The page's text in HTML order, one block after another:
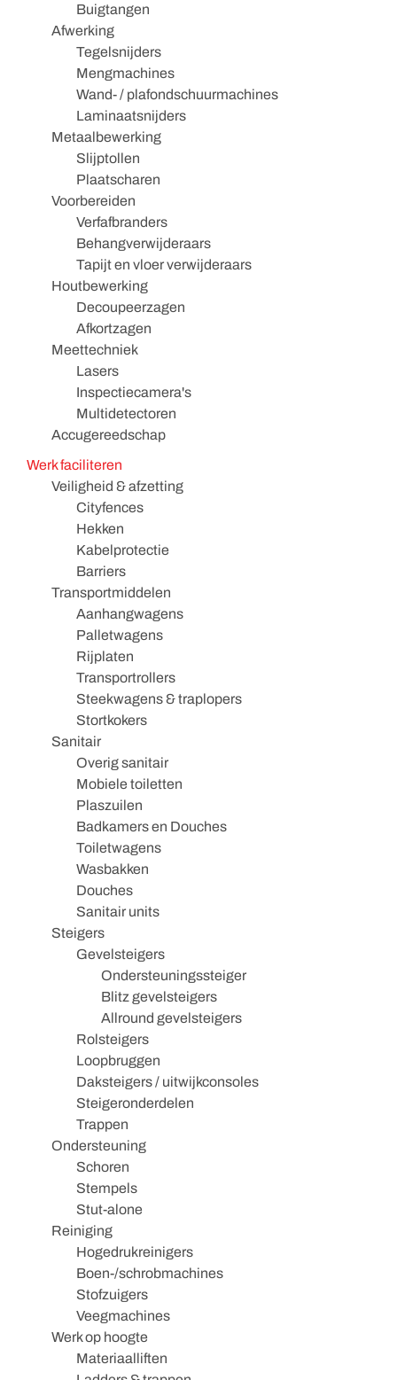
Buigtangen
Afwerking
Tegelsnijders
Mengmachines
Wand- / plafondschuurmachines
Laminaatsnijders
Metaalbewerking
Slijptollen
Plaatscharen
Voorbereiden
Verfafbranders
Behangverwijderaars
Tapijt en vloer verwijderaars
Houtbewerking
Decoupeerzagen
Afkortzagen
Meettechniek
Lasers
Inspectiecamera's
Multidetectoren
Accugereedschap
Werk faciliteren
Veiligheid & afzetting
Cityfences
Hekken
Kabelprotectie
Barriers
Transportmiddelen
Aanhangwagens
Palletwagens
Rijplaten
Transportrollers
Steekwagens & traplopers
Stortkokers
Sanitair
Overig sanitair
Mobiele toiletten
Plaszuilen
Badkamers en Douches
Toiletwagens
Wasbakken
Douches
Sanitair units
Steigers
Gevelsteigers
Ondersteuningssteiger
Blitz gevelsteigers
Allround gevelsteigers
Rolsteigers
Loopbruggen
Daksteigers / uitwijkconsoles
Steigeronderdelen
Trappen
Ondersteuning
Schoren
Stempels
Stut-alone
Reiniging
Hogedrukreinigers
Boen-/schrobmachines
Stofzuigers
Veegmachines
Werk op hoogte
Materiaalliften